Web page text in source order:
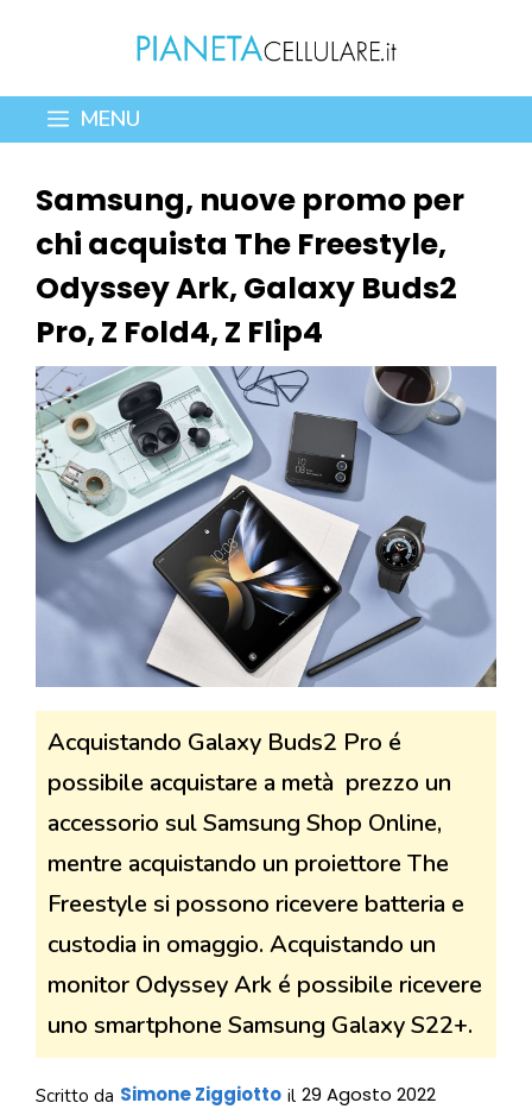
contenuto
MENU
Samsung, nuove promo per
chi acquista The Freestyle,
Odyssey Ark, Galaxy Buds2
Pro, Z Fold4, Z Flip4
Acquistando Galaxy Buds2 Pro é
possibile acquistare a metà prezzo un
accessorio sul Samsung Shop Online,
mentre acquistando un proiettore The
Freestyle si possono ricevere batteria e
custodia in omaggio. Acquistando un
monitor Odyssey Ark é possibile ricevere
uno smartphone Samsung Galaxy S22+.
Scritto da Simone Ziggiotto il 29 Agosto 2022